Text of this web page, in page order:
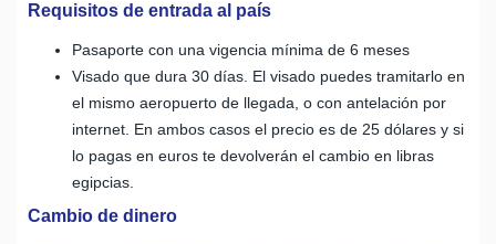
Requisitos de entrada al país
Pasaporte con una vigencia mínima de 6 meses
Visado que dura 30 días. El visado puedes tramitarlo en
el mismo aeropuerto de llegada, o con antelación por
internet. En ambos casos el precio es de 25 dólares y si
lo pagas en euros te devolverán el cambio en libras
egipcias.
Cambio de dinero